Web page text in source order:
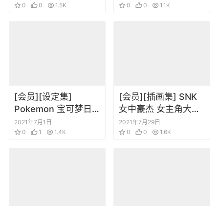
0
0 1.5K
0
0 1.1K
[会员][设定集]
Pokemon 宝可梦日
月究极日月设定原画
集
2021年7月1日
0
1 1.4K
[会员][插画集] SNK
女中豪杰 女主角大乱
斗 拳皇女英雄角色设
定插画集
2021年7月29日
0
0 1.6K